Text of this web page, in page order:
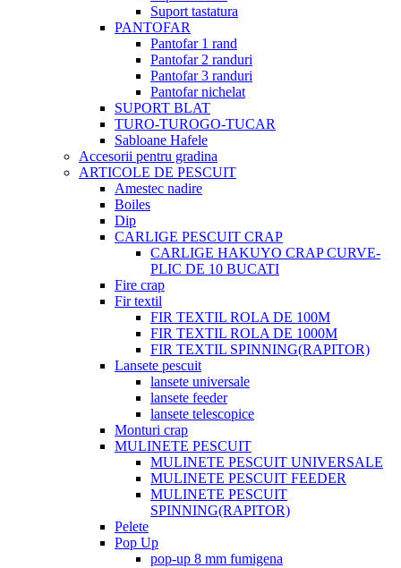
Suport tastatura
PANTOFAR
Pantofar 1 rand
Pantofar 2 randuri
Pantofar 3 randuri
Pantofar nichelat
SUPORT BLAT
TURO-TUROGO-TUCAR
Sabloane Hafele
Accesorii pentru gradina
ARTICOLE DE PESCUIT
Amestec nadire
Boiles
Dip
CARLIGE PESCUIT CRAP
CARLIGE HAKUYO CRAP CURVE-
PLIC DE 10 BUCATI
Fire crap
Fir textil
FIR TEXTIL ROLA DE 100M
FIR TEXTIL ROLA DE 1000M
FIR TEXTIL SPINNING(RAPITOR)
Lansete pescuit
lansete universale
lansete feeder
lansete telescopice
Monturi crap
MULINETE PESCUIT
MULINETE PESCUIT UNIVERSALE
MULINETE PESCUIT FEEDER
MULINETE PESCUIT
SPINNING(RAPITOR)
Pelete
Pop Up
pop-up 8 mm fumigena